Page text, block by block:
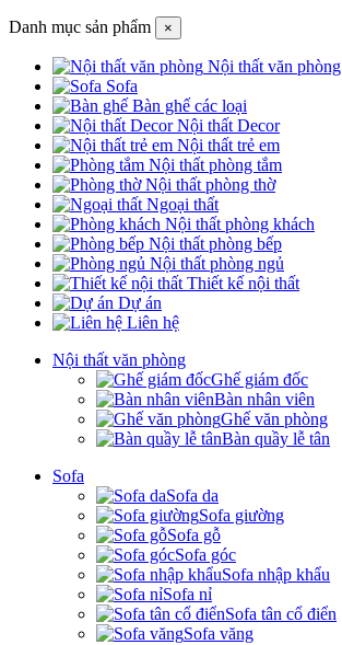
Danh mục sản phẩm ×
Nội thất văn phòng
Sofa
Bàn ghế các loại
Nội thất Decor
Nội thất trẻ em
Nội thất phòng tắm
Nội thất phòng thờ
Ngoại thất
Nội thất phòng khách
Nội thất phòng bếp
Nội thất phòng ngủ
Thiết kế nội thất
Dự án
Liên hệ
Nội thất văn phòng
Ghế giám đốc
Bàn nhân viên
Ghế văn phòng
Bàn quầy lễ tân
Sofa
Sofa da
Sofa giường
Sofa gỗ
Sofa góc
Sofa nhập khẩu
Sofa nỉ
Sofa tân cổ điển
Sofa văng